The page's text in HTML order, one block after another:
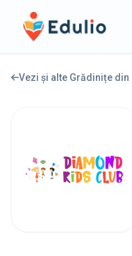
Edulio
Vezi și alte Grădinițe din